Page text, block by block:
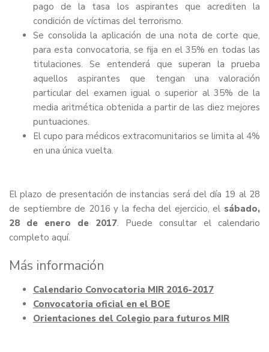
pago de la tasa los aspirantes que acrediten la
condición de víctimas del terrorismo.
Se consolida la aplicación de una nota de corte que,
para esta convocatoria, se fija en el 35% en todas las
titulaciones. Se entenderá que superan la prueba
aquellos aspirantes que tengan una valoración
particular del examen igual o superior al 35% de la
media aritmética obtenida a partir de las diez mejores
puntuaciones.
El cupo para médicos extracomunitarios se limita al 4%
en una única vuelta.
El plazo de presentación de instancias será del día 19 al 28
de septiembre de 2016 y la fecha del ejercicio, el sábado,
28 de enero de 2017. Puede consultar el calendario
completo aquí.
Más información
Calendario Convocatoria MIR 2016-2017
Convocatoria oficial en el BOE
Orientaciones del Colegio para futuros MIR